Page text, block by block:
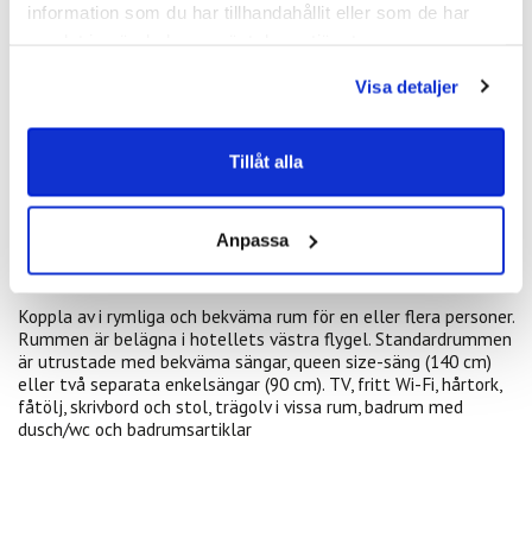
information som du har tillhandahållit eller som de har
Visa detaljer
Tillåt alla
Anpassa
Under sommaren har hotellet servering utomhus.
Bo i hjärtat av Sandefjord med gångavstånd till hamnen,
sommarstad med en lång kustlinje där du hittar flera stränder,
grottor och klippor. Bo centralt, nära staden med dess
fascinerande historia med anor från vikingatiden och upplev
något av stadens många kulturevenemang. Hotellet ligger
bara en kort biltur från flygplatsen.
Koppla av i rymliga och bekväma rum för en eller flera personer.
Rummen är belägna i hotellets västra flygel. Standardrummen
är utrustade med bekväma sängar, queen size-säng (140 cm)
eller två separata enkelsängar (90 cm). TV, fritt Wi-Fi, hårtork,
fåtölj, skrivbord och stol, trägolv i vissa rum, badrum med
dusch/wc och badrumsartiklar